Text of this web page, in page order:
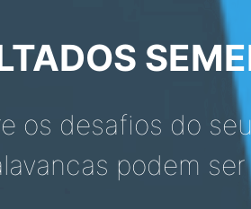
os desafios do
podem